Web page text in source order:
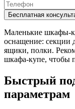
Маленькие шкафы-
оснащение: секции
ящики, полки.
шкафа-купе, чтобы
Быстрый
параметрам